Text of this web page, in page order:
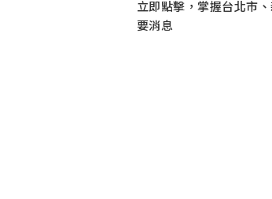
立即點擊，掌握台北市
要消息